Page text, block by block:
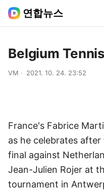
연합뉴스
Belgium
VM 2021. 10. 24. 23:52
France's Fabrice
as he celebrates
final against
Jean-Julien Rojer at
tournament in